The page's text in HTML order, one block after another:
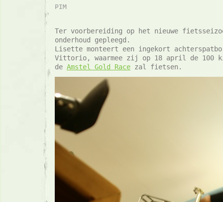
PIM
Ter voorbereiding op het nieuwe
onderhoud gepleegd.
Lisette monteert een ingekort
Vittorio, waarmee zij op 18 april de 100
de Amstel Gold Race zal fietsen.